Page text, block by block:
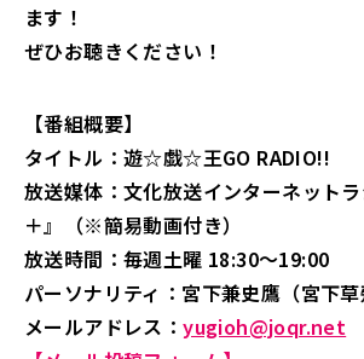
ます！
ぜひお聴きください！
【番組概要】
タイトル：遊☆戯☆王GO RADIO!!
放送媒体：文化放送インターネット
＋』（※簡易動画付き）
放送時間：毎週土曜 18:30～19:00
パーソナリティ：宮下兼史鷹（宮下草
メールアドレス：yugioh@joqr.net